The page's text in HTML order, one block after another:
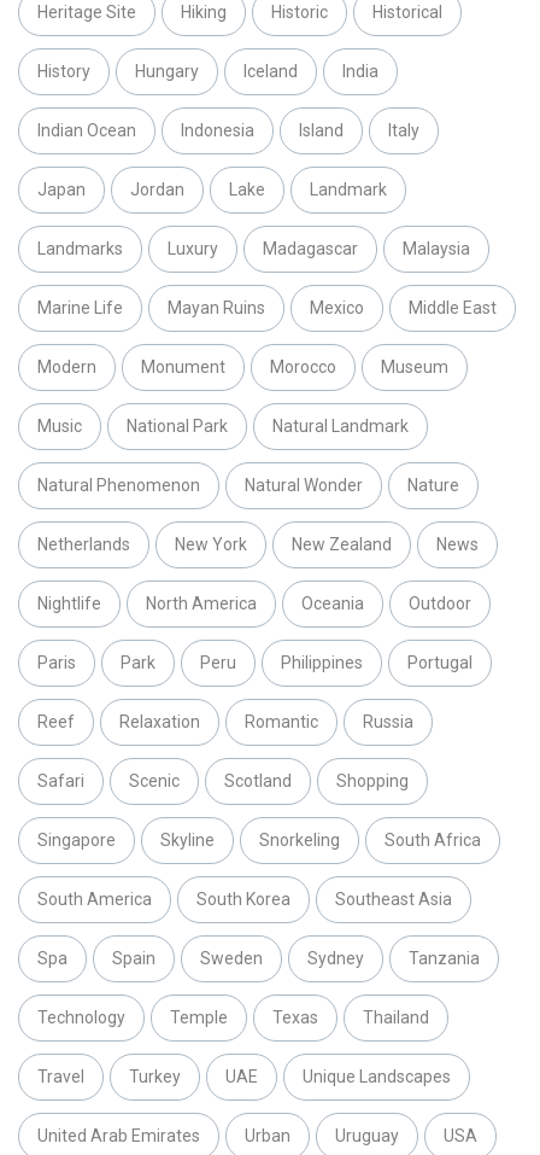
Heritage Site Hiking Historic Historical
History Hungary Iceland India
Indian Ocean Indonesia Island Italy
Japan Jordan Lake Landmark
Landmarks Luxury Madagascar Malaysia
Marine Life Mayan Ruins Mexico Middle East
Modern Monument Morocco Museum
Music National Park Natural Landmark
Natural Phenomenon Natural Wonder Nature
Netherlands New York New Zealand News
Nightlife North America Oceania Outdoor
Paris Park Peru Philippines Portugal
Reef Relaxation Romantic Russia
Safari Scenic Scotland Shopping
Singapore Skyline Snorkeling South Africa
South America South Korea Southeast Asia
Spa Spain Sweden Sydney Tanzania
Technology Temple Texas Thailand
Travel Turkey UAE Unique Landscapes
United Arab Emirates Urban Uruguay USA